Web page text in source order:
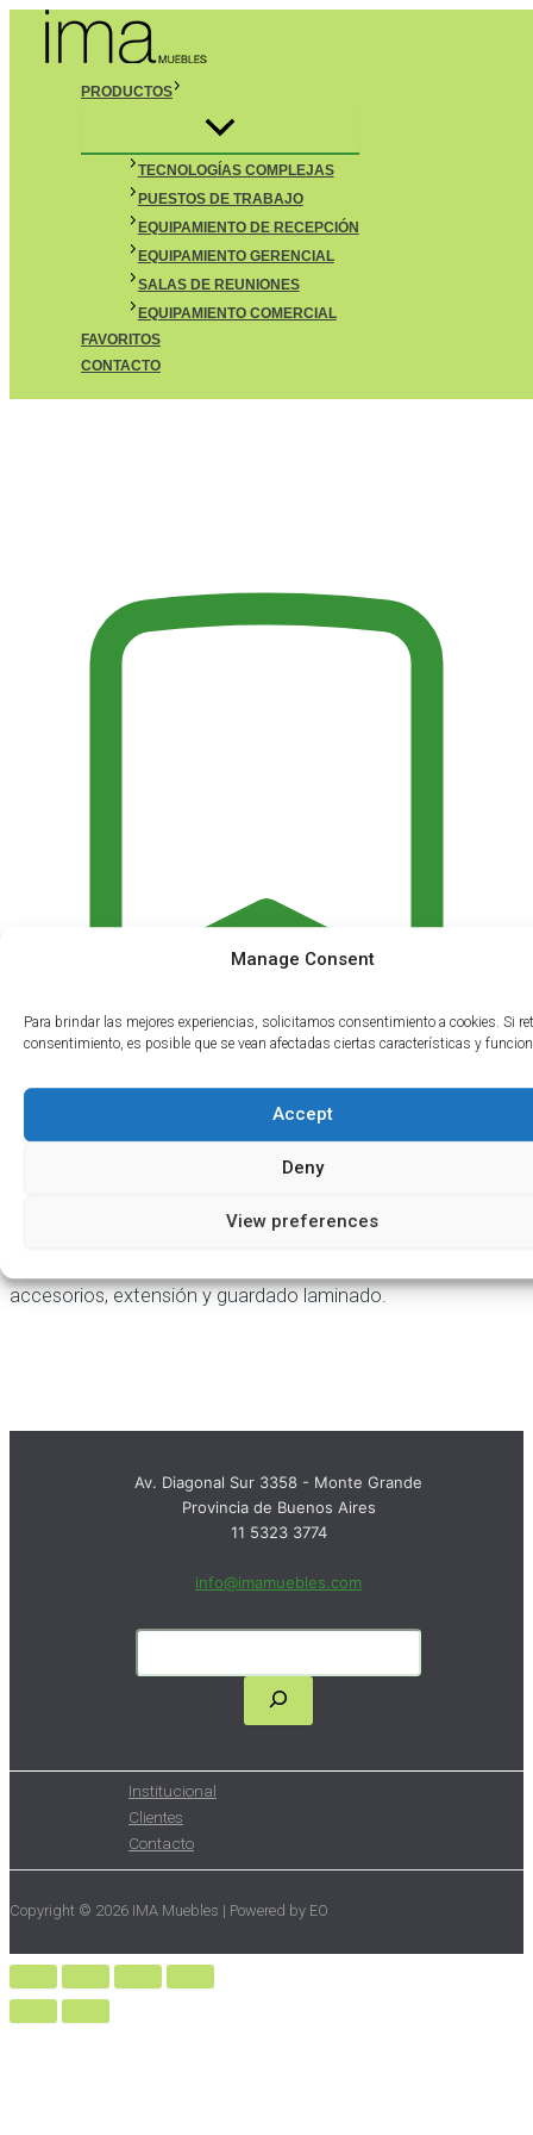
Manage Consent
Para brindar las mejores experiencias, solicitamos consentimiento a cookies. Si
consentimiento, es posible que se vean afectadas ciertas características y
Accept
Deny
View preferences
Ir
PRODUCTOS
TECNOLOGÍAS COMPLEJAS
PUESTOS DE TRABAJO
EQUIPAMIENTO DE RECEPCIÓN
EQUIPAMIENTO GERENCIAL
SALAS DE REUNIONES
EQUIPAMIENTO COMERCIAL
FAVORITOS
CONTACTO
Sumar a Favoritos
RAI
accesorios, extensión y guardado laminado.
Av. Diagonal Sur 3358 - Monte Grande
Provincia de Buenos Aires
11 5323 3774
info@imamuebles.com
Buscar
Institucional
Clientes
Contacto
Copyright © 2026 IMA Muebles | Powered by EO